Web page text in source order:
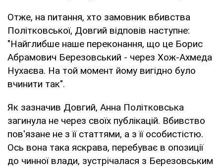
Отже, на питання, хто замовник вбивства
Політковської, Довгий відповів наступне:
"Найглибше наше переконання, що це Борис
Абрамович Березовський - через Хож-Ахмеда
Нухаєва. На той момент йому вигідно було
вчинити так".
Як зазначив Довгий, Анна Політковська
загинула не через своїх публікацій. Вбивство
пов'язане не з її статтями, а з її особистістю.
Ось вона така яскрава, перебуває в опозиції
до чинної влади, зустрічалася з Березовським